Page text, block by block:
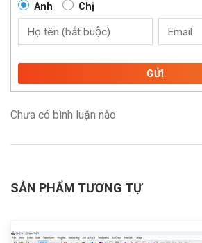
Anh Chị
GỬI
Chưa có bình luận nào
SẢN PHẨM TƯƠNG TỰ